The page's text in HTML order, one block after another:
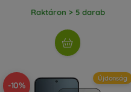
Raktáron > 5 darab
-10%
Újdonság